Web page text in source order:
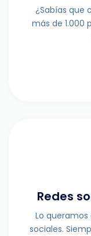
¿Sabías que
más de 1.000
Redes
Lo
sociales.